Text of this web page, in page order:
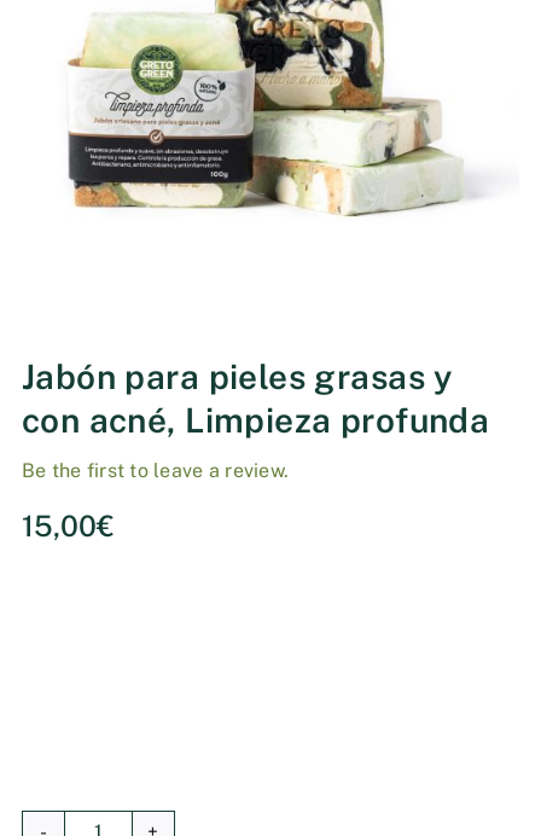
Jabón para pieles grasas y
con acné, Limpieza profunda
Be the first to leave a review.
15,00€